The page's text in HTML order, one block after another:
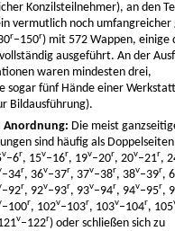
Konzilsteilnehmer), an den
vermutlich noch
r–150r) mit 572 Wappen, einige
ausgeführt. An der
waren mindesten drei,
sogar fünf Hände einer
Bildausführung).
Anordnung: Die meist
sind häufig als Doppelseiten
v–6r, 15v–16r, 19v–20r, 20v–21r,
–34r, 36v–37r, 37v–38r, 38v–39r,
–92r, 92v–93r, 93v–94r, 94v–95r,
–100r, 102v–103r, 103v–104r, 105
v–122r) oder schließen sich zu